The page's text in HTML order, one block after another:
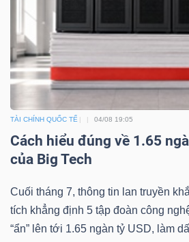
TÀI CHÍNH QUỐC TẾ 04/08 19:05
Cách hiểu đúng về 1.65
của Big Tech
Cuối tháng 7, thông tin lan truyền
tích khẳng định 5 tập đoàn công
“ẩn” lên tới 1.65 ngàn tỷ USD, làm
Sách
chính